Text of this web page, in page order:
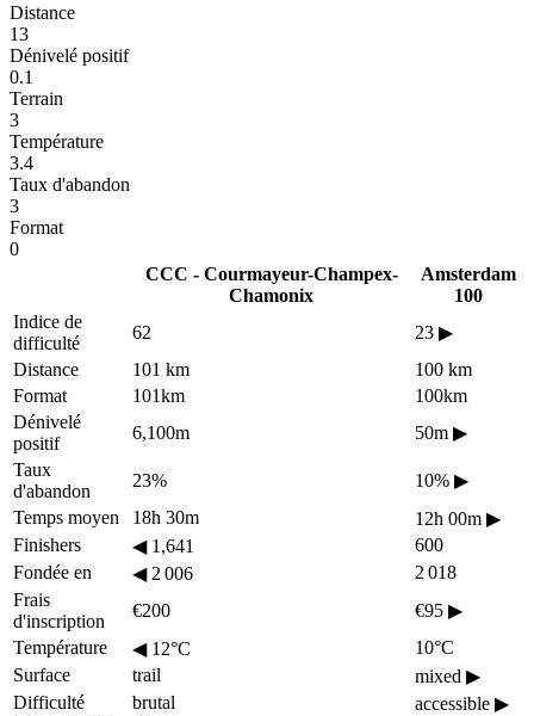
Distance
13
Dénivelé positif
0.1
Terrain
3
Température
3.4
Taux d'abandon
3
Format
0
CCC - Courmayeur-Champex-
Chamonix
Amsterdam
100
Indice de
difficulté
62 23 ▶
Distance
101 km
100 km
Format
101km
100km
Dénivelé
positif
6,100m 50m ▶
Taux
d'abandon
23% 10% ▶
Temps moyen
18h 30m 12h 00m ▶
Finishers
◀1,641
600
Fondée en
◀2 006
2 018
Frais
d'inscription
€200 €95 ▶
Température
◀12°C
10°C
Surface
trail mixed ▶
Difficulté
brutal accessible ▶